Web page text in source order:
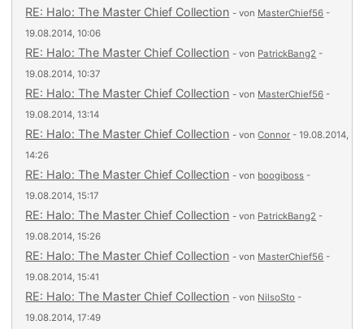
RE: Halo: The Master Chief Collection - von MasterChief56 -
19.08.2014, 10:06
RE: Halo: The Master Chief Collection - von PatrickBang2 -
19.08.2014, 10:37
RE: Halo: The Master Chief Collection - von MasterChief56 -
19.08.2014, 13:14
RE: Halo: The Master Chief Collection - vonConnor - 19.08.2014,
14:26
RE: Halo: The Master Chief Collection - von boogiboss -
19.08.2014, 15:17
RE: Halo: The Master Chief Collection - von PatrickBang2 -
19.08.2014, 15:26
RE: Halo: The Master Chief Collection - von MasterChief56 -
19.08.2014, 15:41
RE: Halo: The Master Chief Collection - von NilsoSto -
19.08.2014, 17:49